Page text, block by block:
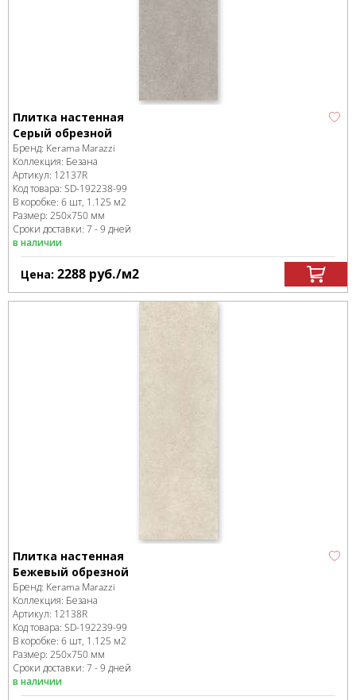
Плитка настенная
Серый обрезной
Бренд: Kerama Marazzi
Коллекция: Безана
Артикул: 12137R
Код товара: SD-192238-99
В коробке: 6 шт, 1.125 м2
Размер: 250x750 мм
Сроки доставки: 7 - 9 дней
в наличии
Цена: 2288 руб./м2
Плитка настенная
Бежевый обрезной
Бренд: Kerama Marazzi
Коллекция: Безана
Артикул: 12138R
Код товара: SD-192239-99
В коробке: 6 шт, 1.125 м2
Размер: 250x750 мм
Сроки доставки: 7 - 9 дней
в наличии